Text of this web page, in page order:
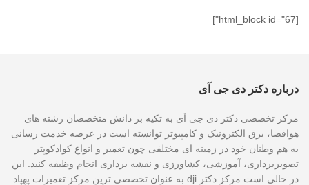
[html_block id="67"]
درباره دکتر دی جی آی
مرکز تخصصی دکتر دی جی آی به تکیه بر دانش متخصصان رشته های
هوافضا، برق الکترونیک و کامپیوتر توانسته است در عرصه خدمت رسانی
به هم وطنان خود در زمینه ای مختلفی چون تعمیر و انواع کوادکوپتر
تصویربرداری، آموزشی، کشاورزی و نقشه برداری انجام وظیفه کنید. این
در حالی است مرکز دکتر dji به عنوان تخصصی ترین مرکز تعمیرات پهپاد